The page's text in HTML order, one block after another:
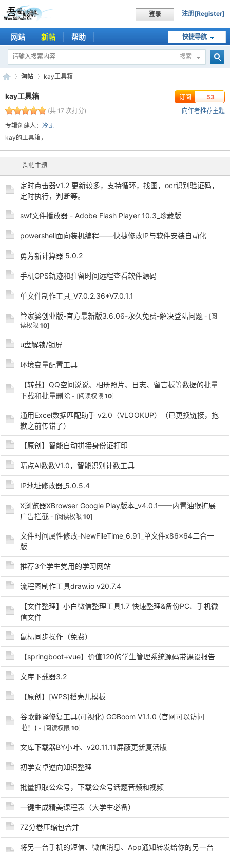
登录 注册[Register]
快捷导航
网站 新帖 帮助
搜索
索
破
52
po
jie.
淘帖 kay工具箱
kay工具箱 53
订阅
向作者推荐主题
(共 17 次打分)
专辑创建人： 冷凯
kay的工具箱，
淘帖主题
定时点击器v1.2 更新较多，支持循环，找图，ocr识别验证码，
定时执行，判断等。
swf文件播放器 - Adobe Flash Player 10.3_珍藏版
powershell面向装机编程——快捷修改IP与软件安装自动化
勇芳新计算器 5.0.2
手机GPS轨迹和驻留时间远程查看软件源码
单文件制作工具_V7.0.2.36+V7.0.1.1
管家婆创业版-官方最新版3.6.06-永久免费-解决登陆问题 - [阅
读权限 10]
u盘解锁/锁屏
环境变量配置工具
【转载】QQ空间说说、相册照片、日志、留言板等数据的批量
下载和批量删除 - [阅读权限 10]
通用Excel数据匹配助手 v2.0（VLOOKUP）（已更换链接，抱
歉之前传错了）
【原创】智能自动拼接身份证打印
晴点AI数数V1.0，智能识别计数工具
IP地址修改器_5.0.5.4
X浏览器XBrowser Google Play版本_v4.0.1——内置油猴扩展
广告拦截 - [阅读权限 10]
文件时间属性修改-NewFileTime_6.91_单文件x86x64二合一
版
推荐3个学生党用的学习网站
流程图制作工具draw.io v20.7.4
【文件整理】小白微信整理工具1.7 快速整理&备份PC、手机微
信文件
鼠标同步操作（免费）
【springboot+vue】价值120的学生管理系统源码带课设报告
文库下载器3.2
【原创】[WPS]稻壳儿模板
谷歌翻译修复工具(可视化) GGBoom V1.1.0 (官网可以访问
啦！) - [阅读权限 10]
文库下载器BY小叶、v20.11.11屏蔽更新复活版
初学安卓逆向知识整理
批量抓取公众号，下载公众号话题音频和视频
一键生成精美课程表（大学生必备）
7Z分卷压缩包合并
将另一台手机的短信、微信消息、App通知转发给你的另一台